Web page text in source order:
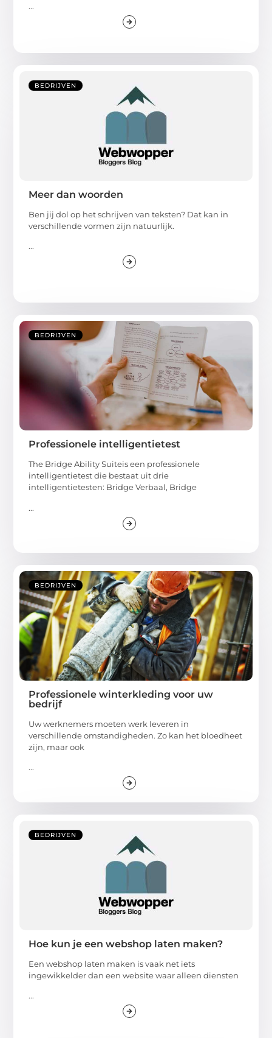
...
BEDRIJVEN
Meer dan woorden
Ben jij dol op het schrijven van teksten? Dat kan in
verschillende vormen zijn natuurlijk.
...
BEDRIJVEN
Professionele intelligentietest
The Bridge Ability Suiteis een professionele
intelligentietest die bestaat uit drie
intelligentietesten: Bridge Verbaal, Bridge
...
BEDRIJVEN
Professionele winterkleding voor uw
bedrijf
Uw werknemers moeten werk leveren in
verschillende omstandigheden. Zo kan het bloedheet
zijn, maar ook
...
BEDRIJVEN
Hoe kun je een webshop laten maken?
Een webshop laten maken is vaak net iets
ingewikkelder dan een website waar alleen diensten
...